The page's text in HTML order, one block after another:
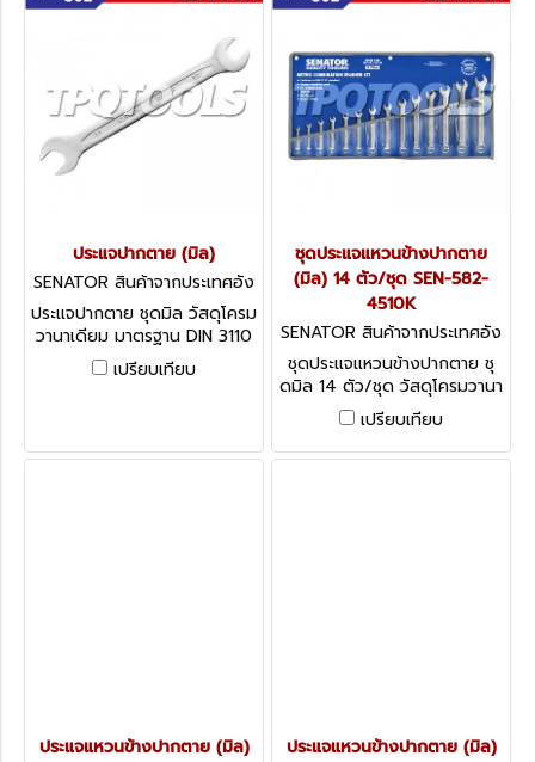
ประแจปากตาย (มิล)
SENATOR สินค้าจากประเทศอัง
กฤษ SEN-582-4700K
ประแจปากตาย ชุดมิล วัสดุโครม
วานาเดียม มาตรฐาน DIN 3110
Senator C/V Open-Ended
Spanner
เปรียบเทียบ
ชุดประแจแหวนข้างปากตาย
(มิล) 14 ตัว/ชุด SEN-582-
4510K
SENATOR สินค้าจากประเทศอัง
กฤษ-1
ชุดประแจแหวนข้างปากตาย ชุ
ดมิล 14 ตัว/ชุด วัสดุโครมวานา
เดียม มาตรฐาน DIN 3110
Senator C/V Combination
Spanner Set
เปรียบเทียบ
ประแจแหวนข้างปากตาย (มิล)
ประแจแหวนข้างปากตาย (มิล)